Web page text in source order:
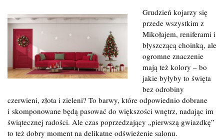
Grudzień kojarzy się
przede wszystkim z
Mikołajem, reniferami i
błyszczącą choinką, ale
ogromne znaczenie
mają też kolory – bo
jakie byłyby to święta
bez odrobiny
czerwieni, złota i zieleni? To barwy, które odpowiednio dobrane
i skomponowane będą pasować do większości wnętrz, nadając im
świątecznej radości. Ale czas poprzedzający „pierwszą gwiazdkę”
to też dobry moment na delikatne odświeżenie salonu.